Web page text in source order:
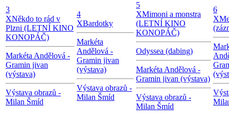
3
XNěkdo to rád v
Plzni (LETNÍ KINO
KONOPÁČ)
Markéta Andělová -
Gramin jivan
(výstava)
Výstava obrazů -
Milan Šmíd
4
XBardotky
Markéta
Andělová -
Gramin jivan
(výstava)
Výstava obrazů -
Milan Šmíd
5
XMimoni a monstra
(LETNÍ KINO
KONOPÁČ)
Odyssea (dabing)
Markéta Andělová -
Gramin jivan (výstava)
Výstava obrazů -
Milan Šmíd
6
X